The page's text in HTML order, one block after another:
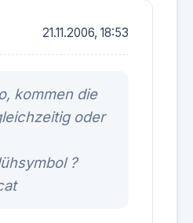
21.11.2006, 18:53
kommen die
oder
?